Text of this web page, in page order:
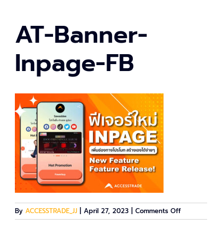
AT-Banner-
Inpage-FB
By ACCESSTRADE_JJ April 27, 2023 Comments Offon
AT-